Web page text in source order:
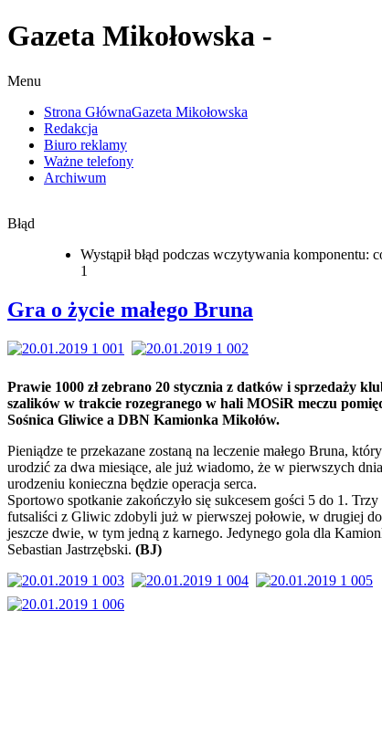
Gazeta Mikołowska -
Menu
Strona GłównaGazeta Mikołowska
Redakcja
Biuro reklamy
Ważne telefony
Archiwum
Błąd
Wystąpił błąd podczas wczytywania komponentu:
1
Gra o życie małego Bruna
Prawie 1000 zł zebrano 20 stycznia z datków i sprzedaży
szalików w trakcie rozegranego w hali MOSiR meczu
Sośnica Gliwice a DBN Kamionka Mikołów.
Pieniądze te przekazane zostaną na leczenie małego Bruna,
urodzić za dwa miesiące, ale już wiadomo, że w pierwszych
urodzeniu konieczna będzie operacja serca.
Sportowo spotkanie zakończyło się sukcesem gości 5 do 1.
futsaliści z Gliwic zdobyli już w pierwszej połowie, w drugiej
jeszcze dwie, w tym jedną z karnego. Jedynego gola dla
Sebastian Jastrzębski. (BJ)